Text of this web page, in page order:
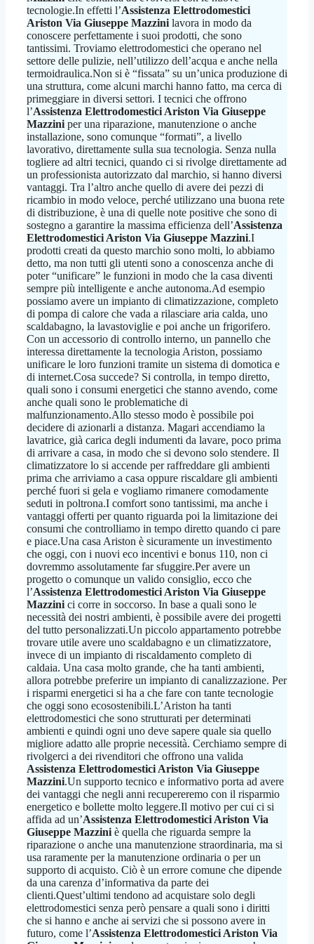
tecnologie.In effetti l’Assistenza Elettrodomestici
Ariston Via Giuseppe Mazzini lavora in modo da
conoscere perfettamente i suoi prodotti, che sono
tantissimi. Troviamo elettrodomestici che operano nel
settore delle pulizie, nell’utilizzo dell’acqua e anche nella
termoidraulica.Non si è “fissata” su un’unica produzione di
una struttura, come alcuni marchi hanno fatto, ma cerca di
primeggiare in diversi settori. I tecnici che offrono
l’Assistenza Elettrodomestici Ariston Via Giuseppe
Mazzini per una riparazione, manutenzione o anche
installazione, sono comunque “formati”, a livello
lavorativo, direttamente sulla sua tecnologia. Senza nulla
togliere ad altri tecnici, quando ci si rivolge direttamente ad
un professionista autorizzato dal marchio, si hanno diversi
vantaggi. Tra l’altro anche quello di avere dei pezzi di
ricambio in modo veloce, perché utilizzano una buona rete
di distribuzione, è una di quelle note positive che sono di
sostegno a garantire la massima efficienza dell’Assistenza
Elettrodomestici Ariston Via Giuseppe Mazzini.I
prodotti creati da questo marchio sono molti, lo abbiamo
detto, ma non tutti gli utenti sono a conoscenza anche di
poter “unificare” le funzioni in modo che la casa diventi
sempre più intelligente e anche autonoma.Ad esempio
possiamo avere un impianto di climatizzazione, completo
di pompa di calore che vada a rilasciare aria calda, uno
scaldabagno, la lavastoviglie e poi anche un frigorifero.
Con un accessorio di controllo interno, un pannello che
interessa direttamente la tecnologia Ariston, possiamo
unificare le loro funzioni tramite un sistema di domotica e
di internet.Cosa succede? Si controlla, in tempo diretto,
quali sono i consumi energetici che stanno avendo, come
anche quali sono le problematiche di
malfunzionamento.Allo stesso modo è possibile poi
decidere di azionarli a distanza. Magari accendiamo la
lavatrice, già carica degli indumenti da lavare, poco prima
di arrivare a casa, in modo che si devono solo stendere. Il
climatizzatore lo si accende per raffreddare gli ambienti
prima che arriviamo a casa oppure riscaldare gli ambienti
perché fuori si gela e vogliamo rimanere comodamente
seduti in poltrona.I comfort sono tantissimi, ma anche i
vantaggi offerti per quanto riguarda poi la limitazione dei
consumi che controlliamo in tempo diretto quando ci pare
e piace.Una casa Ariston è sicuramente un investimento
che oggi, con i nuovi eco incentivi e bonus 110, non ci
dovremmo assolutamente far sfuggire.Per avere un
progetto o comunque un valido consiglio, ecco che
l’Assistenza Elettrodomestici Ariston Via Giuseppe
Mazzini ci corre in soccorso. In base a quali sono le
necessità dei nostri ambienti, è possibile avere dei progetti
del tutto personalizzati.Un piccolo appartamento potrebbe
trovare utile avere uno scaldabagno e un climatizzatore,
invece di un impianto di riscaldamento completo di
caldaia. Una casa molto grande, che ha tanti ambienti,
allora potrebbe preferire un impianto di canalizzazione. Per
i risparmi energetici si ha a che fare con tante tecnologie
che oggi sono ecosostenibili.L’Ariston ha tanti
elettrodomestici che sono strutturati per determinati
ambienti e quindi ogni uno deve sapere quale sia quello
migliore adatto alle proprie necessità. Cerchiamo sempre di
rivolgerci a dei rivenditori che offrono una valida
Assistenza Elettrodomestici Ariston Via Giuseppe
Mazzini.Un supporto tecnico e informativo porta ad avere
dei vantaggi che negli anni recupereremo con il risparmio
energetico e bollette molto leggere.Il motivo per cui ci si
affida ad un’Assistenza Elettrodomestici Ariston Via
Giuseppe Mazzini è quella che riguarda sempre la
riparazione o anche una manutenzione straordinaria, ma si
usa raramente per la manutenzione ordinaria o per un
supporto di acquisto. Ciò è un errore comune che dipende
da una carenza d’informativa da parte dei
clienti.Quest’ultimi tendono ad acquistare solo degli
elettrodomestici senza però pensare a quali sono i diritti
che si hanno e anche ai servizi che si possono avere in
futuro, come l’Assistenza Elettrodomestici Ariston Via